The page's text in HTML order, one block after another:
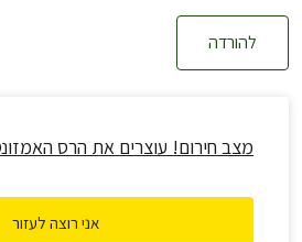
להורדה
מצב חירום! עוצרים את הרס
אני רוצה לעזור